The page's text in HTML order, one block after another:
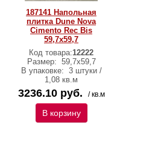
187141 Напольная
плитка Dune Nova
Cimento Rec Bis
59,7x59,7
Код товара:12222
Размер: 59,7x59,7
В упаковке: 3 штуки /
1,08 кв.м
3236.10 руб. / кв.м
В корзину